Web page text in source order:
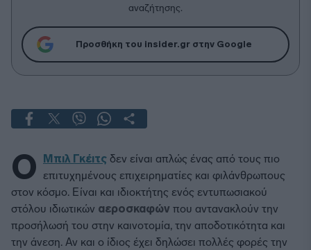
αναζήτησης.
Προσθήκη του insider.gr στην Google
Ο Μπιλ Γκέιτς δεν είναι απλώς ένας από τους πιο
επιτυχημένους επιχειρηματίες και φιλάνθρωπους
στον κόσμο. Είναι και ιδιοκτήτης ενός εντυπωσιακού
στόλου ιδιωτικών αεροσκαφών που αντανακλούν την
προσήλωσή του στην καινοτομία, την αποδοτικότητα και
την άνεση. Αν και ο ίδιος έχει δηλώσει πολλές φορές την